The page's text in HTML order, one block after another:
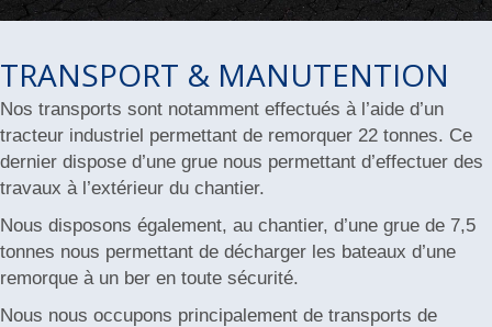
TRANSPORT & MANUTENTION
Nos transports sont notamment effectués à l’aide d’un
tracteur industriel permettant de remorquer 22 tonnes. Ce
dernier dispose d’une grue nous permettant d’effectuer des
travaux à l’extérieur du chantier.
Nous disposons également, au chantier, d’une grue de 7,5
tonnes nous permettant de décharger les bateaux d’une
remorque à un ber en toute sécurité.
Nous nous occupons principalement de transports de